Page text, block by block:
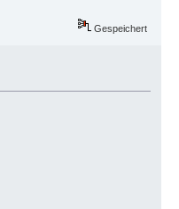
Gespeichert